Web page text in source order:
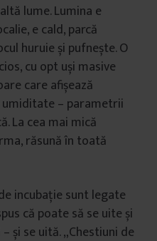
lume. Lumina e
e cald, parcă
huruie și pufnește. O
cu opt uși masive
care afișează
– parametrii
La cea mai mică
răsună în toată
incubație sunt legate
că poate să se uite și
și se uită. „Chestiuni de